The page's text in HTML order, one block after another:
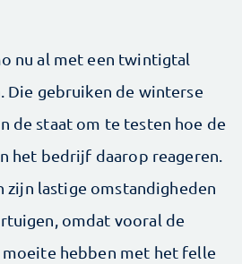
nu al met een twintigtal
Die gebruiken de winterse
de staat om te testen hoe de
het bedrijf daarop reageren.
zijn lastige omstandigheden
omdat vooral de
moeite hebben met het felle